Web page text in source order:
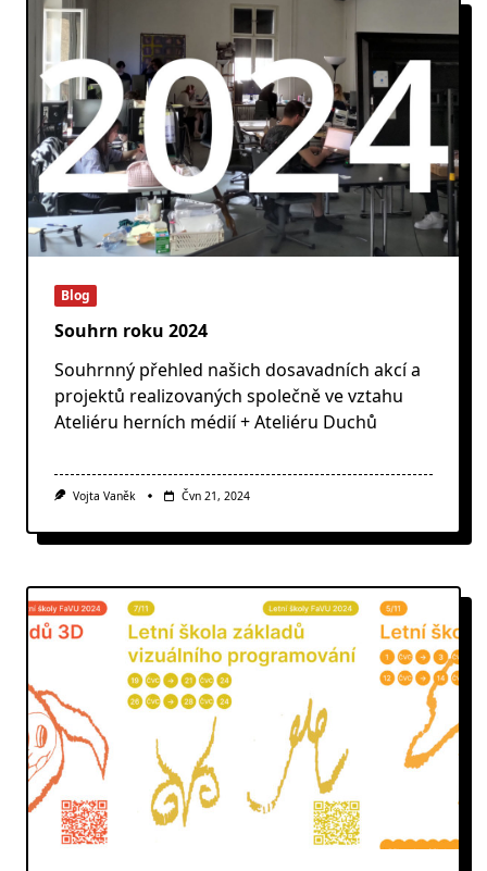
Blog
Souhrn roku 2024
Souhrnný přehled našich dosavadních akcí a
projektů realizovaných společně ve vztahu
Ateliéru herních médií + Ateliéru Duchů
Vojta Vaněk Čvn 21, 2024